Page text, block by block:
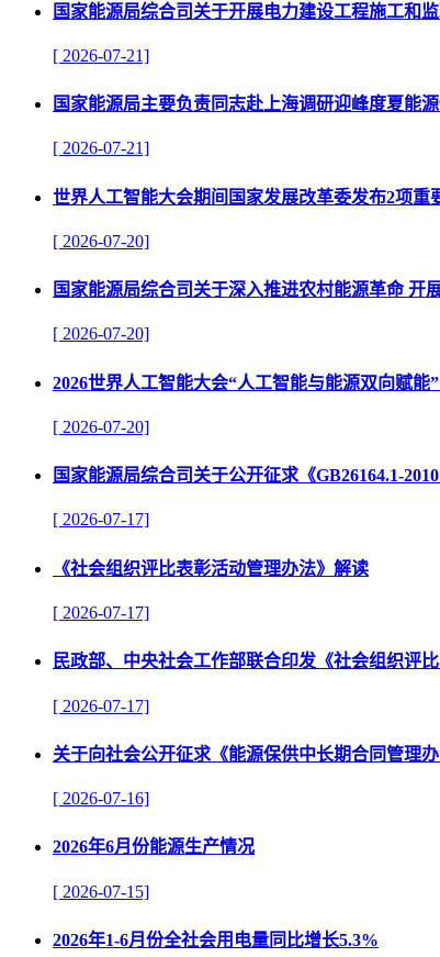
国家能源局综合司关于开展电力建设工程施工和
[ 2026-07-21]
国家能源局主要负责同志赴上海调研迎峰度夏能
[ 2026-07-21]
世界人工智能大会期间国家发展改革委发布2项重
[ 2026-07-20]
国家能源局综合司关于深入推进农村能源革命 开
[ 2026-07-20]
2026世界人工智能大会“人工智能与能源双向赋能
[ 2026-07-20]
国家能源局综合司关于公开征求《GB26164.1-
[ 2026-07-17]
《社会组织评比表彰活动管理办法》解读
[ 2026-07-17]
民政部、中央社会工作部联合印发《社会组织评
[ 2026-07-17]
关于向社会公开征求《能源保供中长期合同管理
[ 2026-07-16]
2026年6月份能源生产情况
[ 2026-07-15]
2026年1-6月份全社会用电量同比增长5.3%